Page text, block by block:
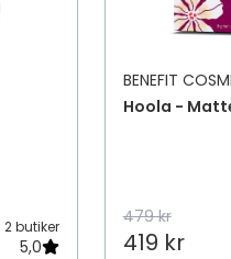
2 butiker
5,0
BENEFIT
Hoola -
479 kr
419 kr